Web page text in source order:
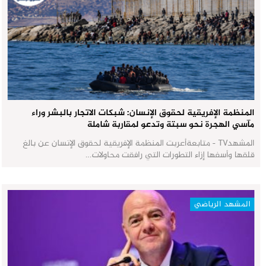
المنظمة الإفريقية لحقوق الإنسان: شبكات الاتجار بالبشر وراء
مآسي الهجرة نحو سبتة وتدعو لمقاربة شاملة
المشهدTV - متابعةأعربت المنظمة الإفريقية لحقوق الإنسان عن بالغ
قلقها وأسفها إزاء التطورات التي رافقت محاولات…
المشهد الرياضي